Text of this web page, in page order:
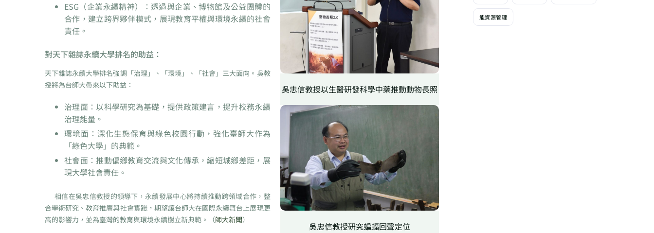
ESG（企業永續精神）：透過與企業、博物館及公益團體的
合作，建立跨界夥伴模式，展現教育平權與環境永續的社會
責任。
對天下雜誌永續大學排名的助益：
天下雜誌永續大學排名強調「治理」、「環境」、「社會」三大面向。吳教
授將為台師大帶來以下助益：
治理面：以科學研究為基礎，提供政策建言，提升校務永續
治理能量。
環境面：深化生態保育與綠色校園行動，強化臺師大作為
「綠色大學」的典範。
社會面：推動偏鄉教育交流與文化傳承，縮短城鄉差距，展
現大學社會責任。
相信在吳忠信教授的領導下，永續發展中心將持續推動跨領域合作，整
合學術研究、教育推廣與社會實踐，期望讓台師大在國際永續舞台上展現更
高的影響力，並為臺灣的教育與環境永續樹立新典範。（師大新聞）
吳忠信教授以生醫研發科學中藥推動動物長照
吳忠信教授研究蝙蝠回聲定位
能資源管理